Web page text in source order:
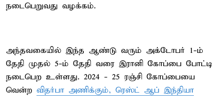
நடைபெறுவது வழக்கம்.
அந்தவகையில் இந்த ஆண்டு வரும் அக்டோபர் 1-ம்
தேதி முதல் 5-ம் தேதி வரை இரானி கோப்பை போட்டி
நடைபெற உள்ளது. 2024 - 25 ரஞ்சி கோப்பையை
வென்ற விதர்பா அணிக்கும், ரெஸ்ட் ஆப் இந்தியா